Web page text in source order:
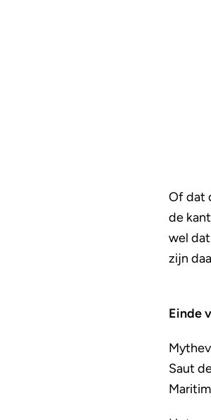
Of dat
de
wel
zijn
Einde
Saut